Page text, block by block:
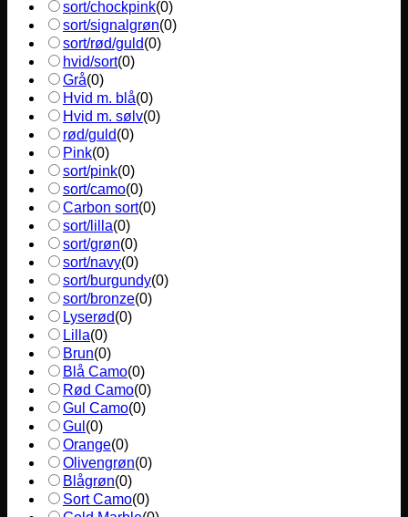
sort/chockpink(0)
sort/signalgrøn(0)
sort/rød/guld(0)
hvid/sort(0)
Grå(0)
Hvid m. blå(0)
Hvid m. sølv(0)
rød/guld(0)
Pink(0)
sort/pink(0)
sort/camo(0)
Carbon sort(0)
sort/lilla(0)
sort/grøn(0)
sort/navy(0)
sort/burgundy(0)
sort/bronze(0)
Lyserød(0)
Lilla(0)
Brun(0)
Blå Camo(0)
Rød Camo(0)
Gul Camo(0)
Gul (0)
Orange(0)
Olivengrøn(0)
Blågrøn(0)
Sort Camo(0)